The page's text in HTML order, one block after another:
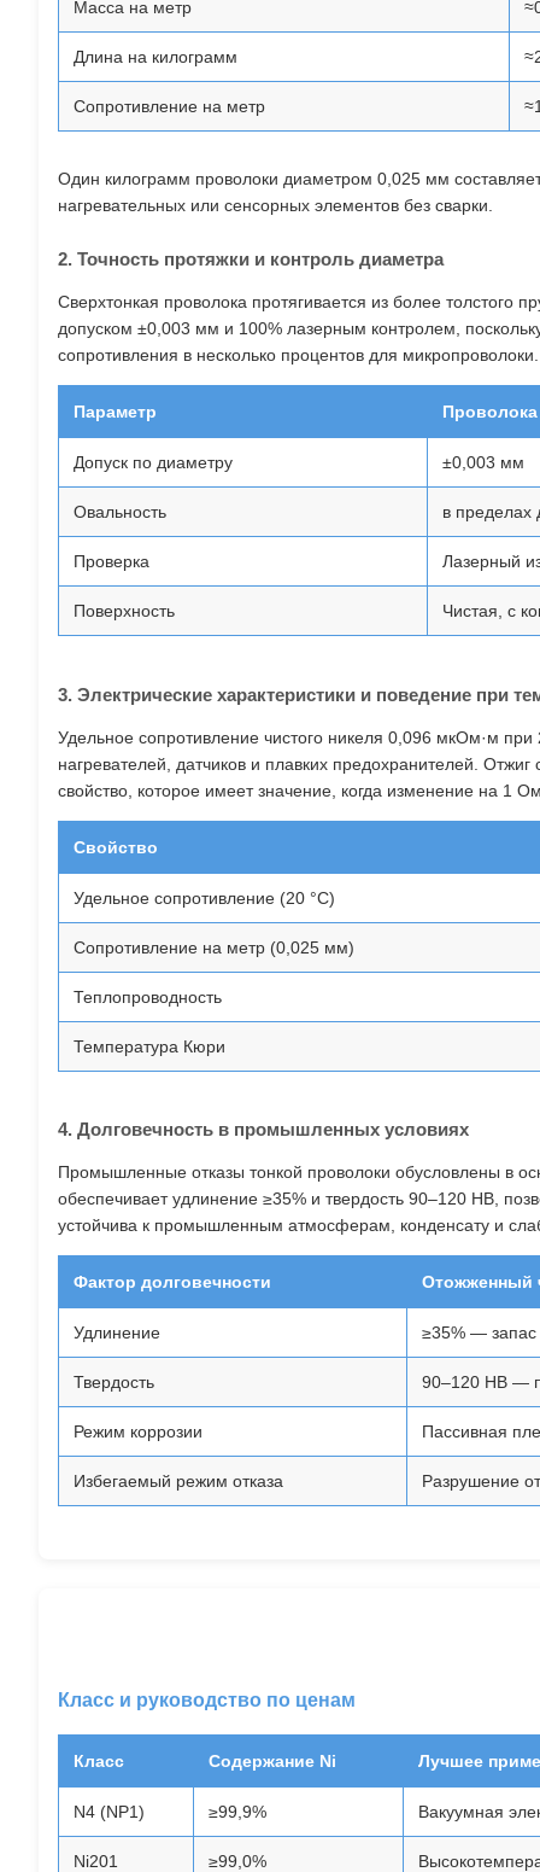
Масса на метр
Длина на килограмм
Сопротивление на метр
Один килограмм проволоки диаметром 0,025 мм
нагревательных или сенсорных элементов без сварки.
2. Точность протяжки и контроль диаметра
Сверхтонкая проволока протягивается из более
допуском ±0,003 мм и 100% лазерным контролем,
сопротивления в несколько процентов для микропроволоки.
Параметр
Допуск по диаметру ±0,003 мм
Овальность в пределах
Проверка Лазерный
Поверхность Чистая, с
3. Электрические характеристики и поведение при
Удельное сопротивление чистого никеля 0,096 мкОм·м
нагревателей, датчиков и плавких предохранителей.
свойство, которое имеет значение, когда изменение на 1
Свойство
Удельное сопротивление (20 °C)
Сопротивление на метр (0,025 мм)
Теплопроводность
Температура Кюри
4. Долговечность в промышленных условиях
Промышленные отказы тонкой проволоки обусловлены в
обеспечивает удлинение ≥35% и твердость 90–120 HB,
устойчива к промышленным атмосферам, конденсату и
Фактор долговечности Отожженный
Удлинение ≥35% — запас
Твердость 90–120 HB —
Режим коррозии Пассивная
Избегаемый режим отказа Разрушение
Класс и руководство по ценам
Класс Содержание Ni Лучшее
N4 (NP1) ≥99,9% Вакуумная
Ni201 ≥99,0%